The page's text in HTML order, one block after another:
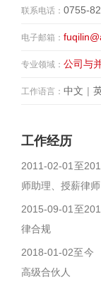
联系电话： 0755-
电子邮箱：
专业领域： 公司与
工作语言： 中文 |
工作经历
2011-02-01至
师助理、授薪律师
2015-09-01至
律合规
2018-01-02至
高级合伙人